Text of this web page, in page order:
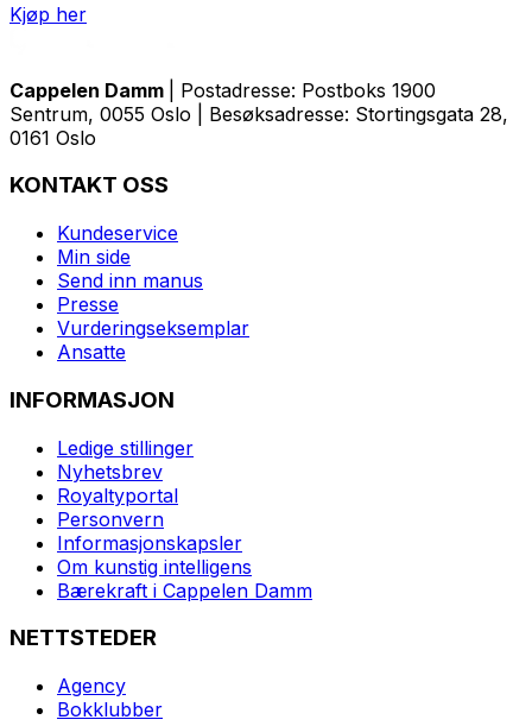
Kjøp her
Cappelen Damm
| Postadresse: Postboks 1900
Sentrum, 0055 Oslo | Besøksadresse: Stortingsgata 28,
0161 Oslo
KONTAKT OSS
Kundeservice
Min side
Send inn manus
Presse
Vurderingseksemplar
Ansatte
INFORMASJON
Ledige stillinger
Nyhetsbrev
Royaltyportal
Personvern
Informasjonskapsler
Om kunstig intelligens
Bærekraft i Cappelen Damm
NETTSTEDER
Agency
Bokklubber